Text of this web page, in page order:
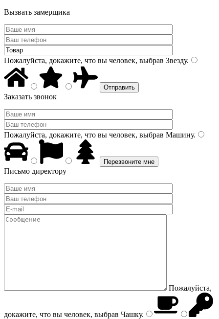
Вызвать замерщика
Пожалуйста, докажите, что вы человек, выбрав Звезду.
Заказать звонок
Пожалуйста, докажите, что вы человек, выбрав Машину.
Письмо директору
Пожалуйста,
докажите, что вы человек, выбрав Чашку.